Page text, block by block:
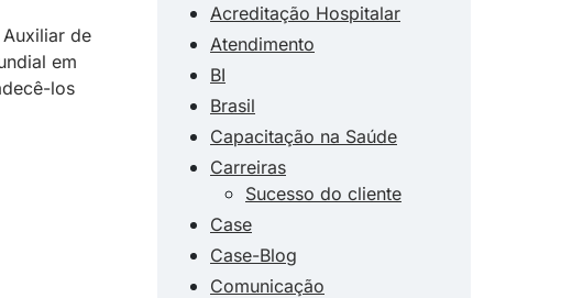
de
em
los
Acreditação Hospitalar
Atendimento
BI
Brasil
Capacitação na Saúde
Carreiras
Sucesso do cliente
Case
Case-Blog
Comunicação